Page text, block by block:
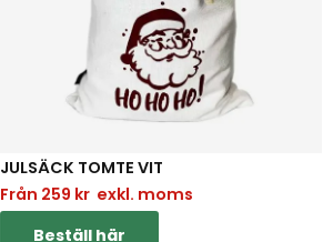
JULSÄCK TOMTE VIT
Från 259 kr exkl. moms
Beställ här